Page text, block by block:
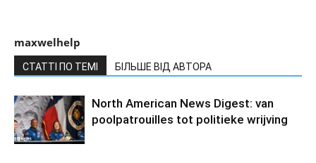
maxwelhelp
СТАТТІ ПО ТЕМІ БІЛЬШЕ ВІД АВТОРА
North American News Digest: van
poolpatrouilles tot politieke wrijving